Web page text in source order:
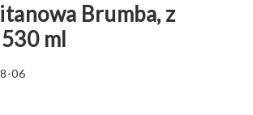
Brumba, z
ml
06